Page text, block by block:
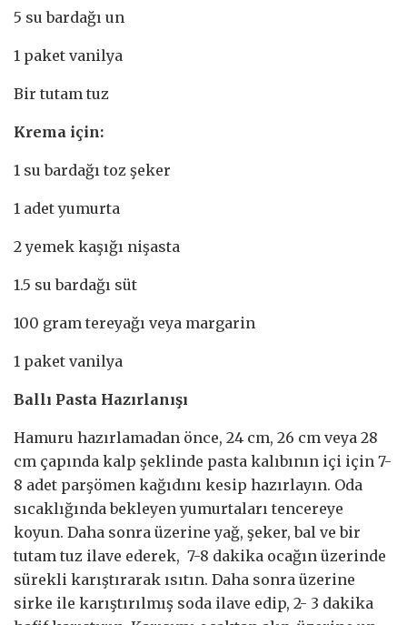
5 su bardağı un
1 paket vanilya
Bir tutam tuz
Krema için:
1 su bardağı toz şeker
1 adet yumurta
2 yemek kaşığı nişasta
1.5 su bardağı süt
100 gram tereyağı veya margarin
1 paket vanilya
Ballı Pasta Hazırlanışı
Hamuru hazırlamadan önce, 24 cm, 26 cm veya 28
cm çapında kalp şeklinde pasta kalıbının içi için 7-
8 adet parşömen kağıdını kesip hazırlayın. Oda
sıcaklığında bekleyen yumurtaları tencereye
koyun. Daha sonra üzerine yağ, şeker, bal ve bir
tutam tuz ilave ederek, 7-8 dakika ocağın üzerinde
sürekli karıştırarak ısıtın. Daha sonra üzerine
sirke ile karıştırılmış soda ilave edip, 2- 3 dakika